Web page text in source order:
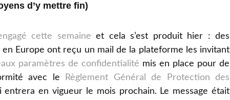
d’y mettre fin)
cette semaine et cela s’est produit hier : des
en Europe ont reçu un mail de la plateforme les invitant
paramètres de confidentialité mis en place pour de
avec le
Règlement Général de Protection des
entrera en vigueur le mois prochain. Le message était